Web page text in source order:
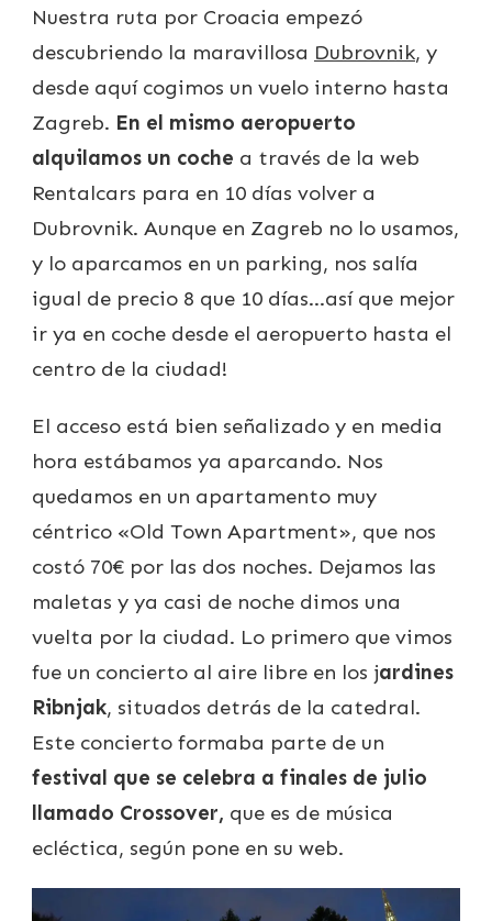
Nuestra ruta por Croacia empezó
descubriendo la maravillosa Dubrovnik, y
desde aquí cogimos un vuelo interno hasta
Zagreb. En el mismo aeropuerto
alquilamos un coche a través de la web
Rentalcars para en 10 días volver a
Dubrovnik. Aunque en Zagreb no lo usamos,
y lo aparcamos en un parking, nos salía
igual de precio 8 que 10 días…así que mejor
ir ya en coche desde el aeropuerto hasta el
centro de la ciudad!
El acceso está bien señalizado y en media
hora estábamos ya aparcando. Nos
quedamos en un apartamento muy
céntrico «Old Town Apartment», que nos
costó 70€ por las dos noches. Dejamos las
maletas y ya casi de noche dimos una
vuelta por la ciudad. Lo primero que vimos
fue un concierto al aire libre en los jardines
Ribnjak, situados detrás de la catedral.
Este concierto formaba parte de un
festival que se celebra a finales de julio
llamado Crossover, que es de música
ecléctica, según pone en su web.